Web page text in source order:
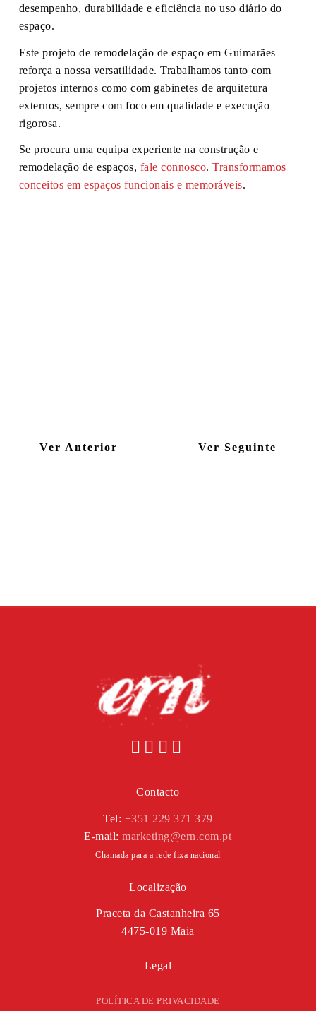
desempenho, durabilidade e eficiência no uso diário do
espaço.
Este projeto de remodelação de espaço em Guimarães
reforça a nossa versatilidade. Trabalhamos tanto com
projetos internos como com gabinetes de arquitetura
externos, sempre com foco em qualidade e execução
rigorosa.
Se procura uma equipa experiente na construção e
remodelação de espaços, fale connosco.Transformamos
conceitos em espaços funcionais e memoráveis.
Ver Anterior Ver Seguinte
Contacto
Tel: +351 229 371 379
E-mail:marketing@ern.com.pt
Chamada para a rede fixa nacional
Localização
Praceta da Castanheira 65
4475-019 Maia
Legal
POLÍTICA DE PRIVACIDADE